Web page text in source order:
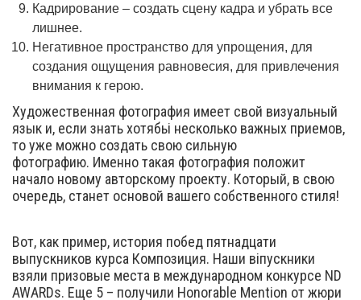
Кадрирование – создать сцену кадра и убрать все
лишнее.
Негативное пространство для упрощения, для
создания ощущения равновесия, для привлечения
внимания к герою.
Художественная фотография имеет свой визуальный
язык и, если знать хотябьі несколько важных приемов,
то уже можно создать свою сильную
фотографию. Именно такая фотография положит
начало новому авторскому проекту. Который, в свою
очередь, станет основой вашего собственного стиля!
Вот, как пример, история побед пятнадцати
выпускников курса Композиция. Наши віпускники
взяли призовые места в международном конкурсе ND
AWARDs. Еще 5 – получили Honorable Mention от жюри